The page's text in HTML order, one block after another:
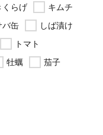
くらげ
キムチ
バ缶
しば漬け
トマト
牡蠣
茄子